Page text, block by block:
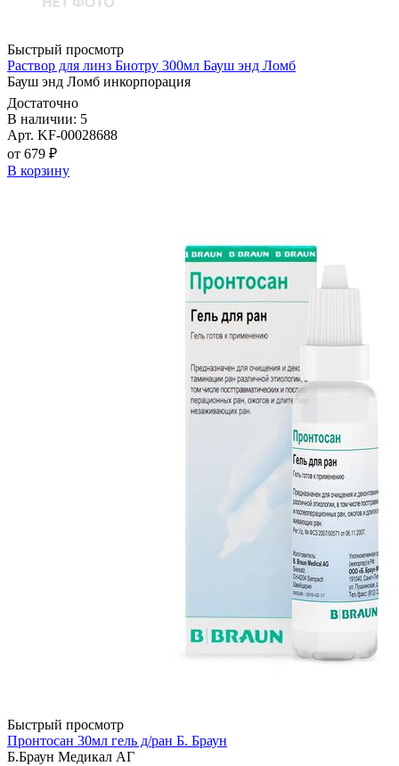
Быстрый просмотр
Раствор для линз Биотру 300мл Бауш энд Ломб
Бауш энд Ломб инкорпорация
Достаточно
В наличии: 5
Арт. KF-00028688
от 679 ₽
В корзину
Быстрый просмотр
Пронтосан 30мл гель д/ран Б. Браун
Б.Браун Медикал АГ